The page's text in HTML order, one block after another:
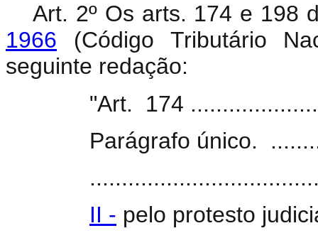
Art. 2º Os arts. 174 e 198
1966 (Código Tributário
seguinte redação:
"Art. 174
Parágrafo único.
II - pelo protesto